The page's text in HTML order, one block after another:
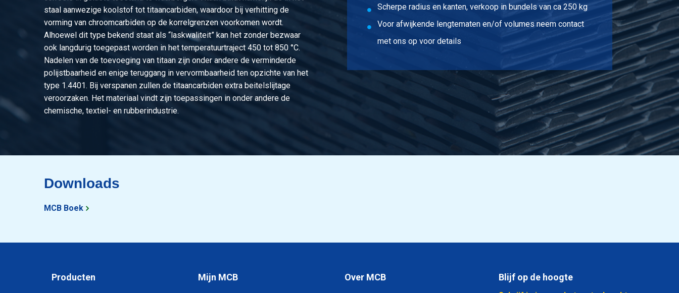
staal aanwezige koolstof tot titaancarbiden, waardoor bij verhitting de
vorming van chroomcarbiden op de korrelgrenzen voorkomen wordt.
Alhoewel dit type bekend staat als “laskwaliteit” kan het zonder bezwaar
ook langdurig toegepast worden in het temperatuurtraject 450 tot 850 °C.
Nadelen van de toevoeging van titaan zijn onder andere de verminderde
polijstbaarheid en enige teruggang in vervormbaarheid ten opzichte van het
type 1.4401. Bij verspanen zullen de titaancarbiden extra beitelslijtage
veroorzaken. Het materiaal vindt zijn toepassingen in onder andere de
chemische, textiel- en rubberindustrie.
Scherpe radius en kanten, verkoop in bundels van ca 250 kg
Voor afwijkende lengtematen en/of volumes neem contact
met ons op voor details
Downloads
MCB Boek
Producten Mijn MCB Over MCB Blijf op de hoogte